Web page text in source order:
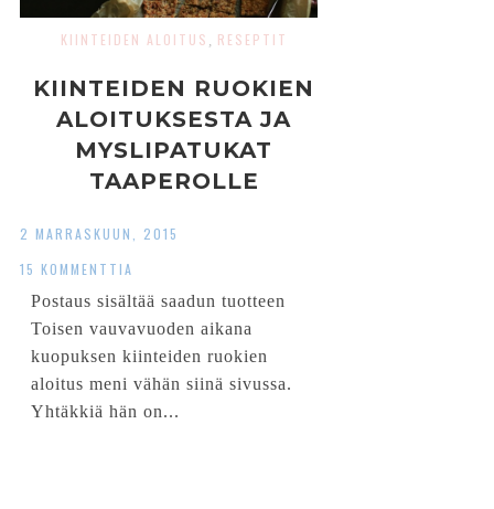
KIINTEIDEN ALOITUS RESEPTIT
KIINTEIDEN RUOKIEN
ALOITUKSESTA JA
MYSLIPATUKAT
TAAPEROLLE
2 MARRASKUUN, 2015
15 KOMMENTTIA
Postaus sisältää saadun tuotteen
Toisen vauvavuoden aikana
kuopuksen kiinteiden ruokien
aloitus meni vähän siinä sivussa.
Yhtäkkiä hän on...